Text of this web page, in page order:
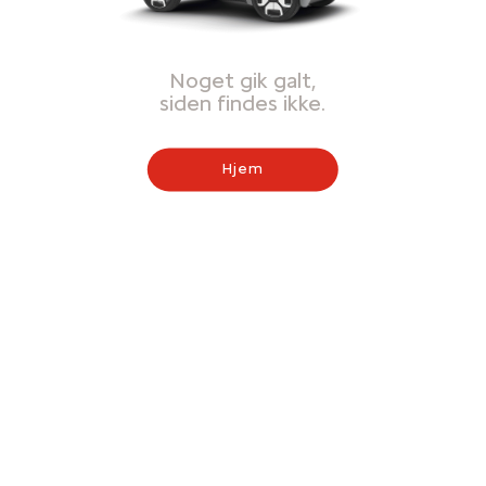
Noget gik galt,
siden findes ikke.
Hjem